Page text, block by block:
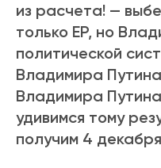
из расчета! —
только ЕР, но
политической
Владимира
Владимира
удивимся тому
получим 4